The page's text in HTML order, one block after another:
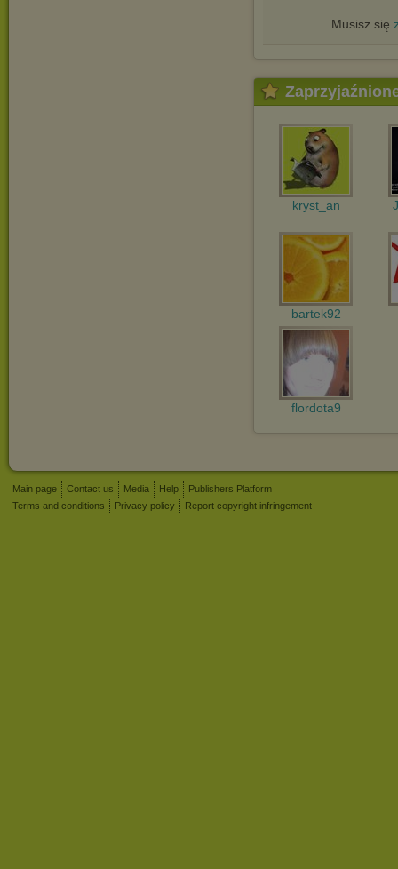
Musisz się
kryst_an
bartek92
flordota9
Main page Contact us Media Help
Publishers Platform
Terms and conditions
Privacy policy Report copyright infringement